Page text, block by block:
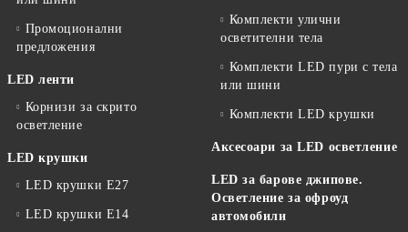
Промоционални
предложения
LED ленти
Корнизи за скрито
осветление
LED крушки
LED крушки E27
LED крушки E14
Комплекти улични
осветителни тела
Комплекти LED пури с тела
или шини
Комплекти LED крушки
Аксесоари за LED осветление
LED за барове джипове.
Осветление за офроуд
автомобили